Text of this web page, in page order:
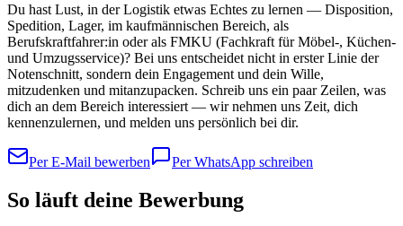
Du hast Lust, in der Logistik etwas Echtes zu lernen — Disposition,
Spedition, Lager, im kaufmännischen Bereich, als
Berufskraftfahrer:in oder als FMKU (Fachkraft für Möbel-, Küchen-
und Umzugsservice)? Bei uns entscheidet nicht in erster Linie der
Notenschnitt, sondern dein Engagement und dein Wille,
mitzudenken und mitanzupacken. Schreib uns ein paar Zeilen, was
dich an dem Bereich interessiert — wir nehmen uns Zeit, dich
kennenzulernen, und melden uns persönlich bei dir.
Per E-Mail bewerben Per WhatsApp schreiben
So läuft deine Bewerbung